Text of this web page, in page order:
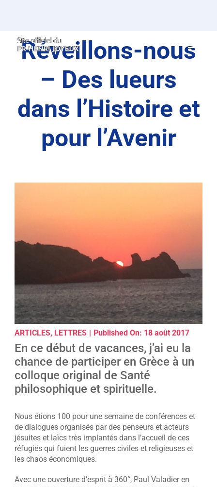
Réveillons-nous
– Des lueurs
dans l’Histoire et
pour l’Avenir
ARTICLES, LETTRES | Published On: 18 août 2017
En ce début de vacances, j’ai eu la
chance de participer en Grèce à un
colloque original de Santé
philosophique et spirituelle.
Nous étions 100 pour une semaine de conférences et
de dialogues organisés par des penseurs et acteurs
jésuites et laïcs très implantés dans l’accueil de ces
réfugiés qui fuient les guerres civiles et religieuses et
les chaos économiques.
Avec une ouverture d’esprit à 360°, Paul Valadier en